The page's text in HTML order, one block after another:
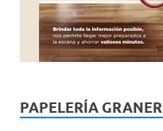
PAPELERÍA